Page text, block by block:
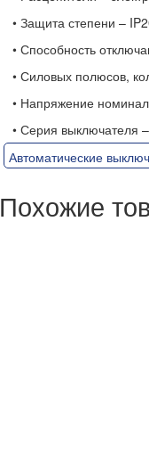
• Защита степени –
• Способность
• Силовых полюсов,
• Напряжение
• Серия выключателя
Автоматические
Похожие